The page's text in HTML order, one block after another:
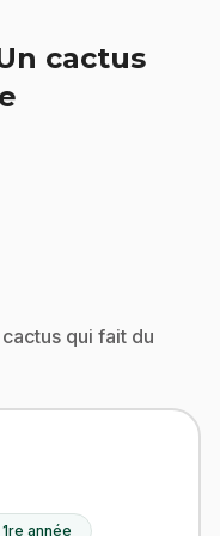
cactus
qui fait du
1re année